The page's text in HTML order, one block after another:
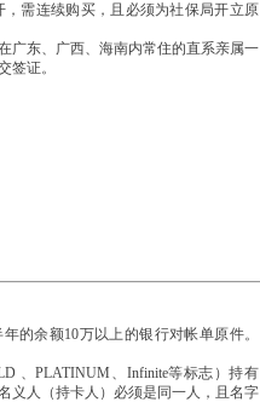
，需连续购买，且必须为社保局开立原
广东、广西、海南内常住的直系亲属一
签证。
的余额10万以上的银行对帐单原件。
、PLATINUM、Infinite等标志）持有
义人（持卡人）必须是同一人，且名字